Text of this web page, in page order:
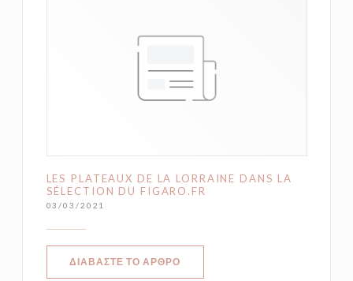
LES PLATEAUX DE LA LORRAINE DANS LA
SÉLECTION DU FIGARO.FR
03/03/2021
ΔΙΑΒΆΣΤΕ ΤΟ ΆΡΘΡΟ